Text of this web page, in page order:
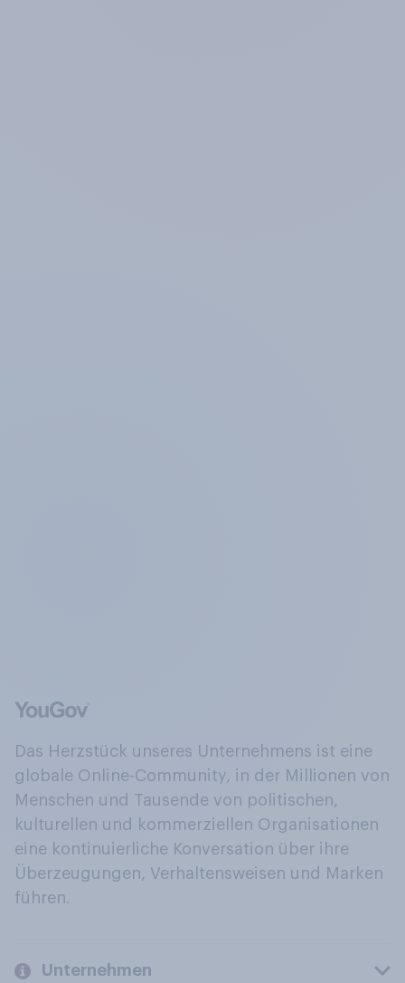
Das Herzstück unseres Unternehmens ist eine
globale Online-Community, in der Millionen von
Menschen und Tausende von politischen,
kulturellen und kommerziellen Organisationen
eine kontinuierliche Konversation über ihre
Überzeugungen, Verhaltensweisen und Marken
führen.
Unternehmen